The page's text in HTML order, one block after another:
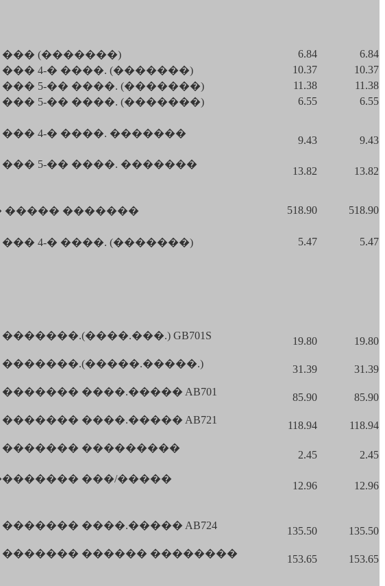
(�������) 6.84
6.84
4-� ����. (�������) 10.37
10.37
5-�� ����. (�������) 11.38
11.38
5-�� ����. (�������) 6.55
6.55
4-� ����. �������
9.43 9.43
5-�� ����. �������
13.82 13.82
����� ������� 518.90
518.90
4-� ����. (�������) 5.47 5.47
GB701S
19.80 19.80
31.39 31.39
����.����� AB701
85.90 85.90
����.����� AB721
118.94 118.94
���������
2.45 2.45
���/�����
12.96 12.96
����.����� AB724
135.50 135.50
������ ��������
153.65 153.65